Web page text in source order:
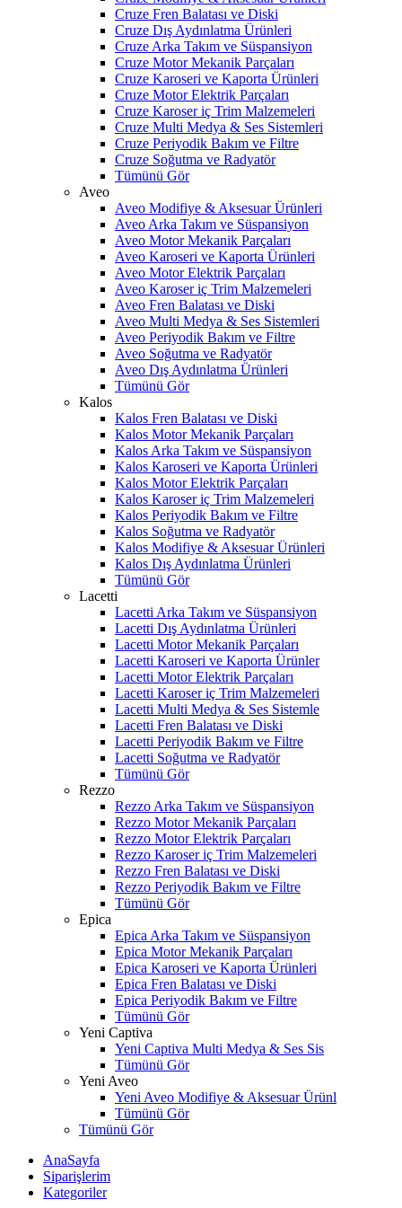
Cruze Fren Balatası ve Diski
Cruze Dış Aydınlatma Ürünleri
Cruze Arka Takım ve Süspansiyon
Cruze Motor Mekanik Parçaları
Cruze Karoseri ve Kaporta Ürünleri
Cruze Motor Elektrik Parçaları
Cruze Karoser iç Trim Malzemeleri
Cruze Multi Medya & Ses Sistemleri
Cruze Periyodik Bakım ve Filtre
Cruze Soğutma ve Radyatör
Tümünü Gör
Aveo
Aveo Modifiye & Aksesuar Ürünleri
Aveo Arka Takım ve Süspansiyon
Aveo Motor Mekanik Parçaları
Aveo Karoseri ve Kaporta Ürünleri
Aveo Motor Elektrik Parçaları
Aveo Karoser iç Trim Malzemeleri
Aveo Fren Balatası ve Diski
Aveo Multi Medya & Ses Sistemleri
Aveo Periyodik Bakım ve Filtre
Aveo Soğutma ve Radyatör
Aveo Dış Aydınlatma Ürünleri
Tümünü Gör
Kalos
Kalos Fren Balatası ve Diski
Kalos Motor Mekanik Parçaları
Kalos Arka Takım ve Süspansiyon
Kalos Karoseri ve Kaporta Ürünleri
Kalos Motor Elektrik Parçaları
Kalos Karoser iç Trim Malzemeleri
Kalos Periyodik Bakım ve Filtre
Kalos Soğutma ve Radyatör
Kalos Modifiye & Aksesuar Ürünleri
Kalos Dış Aydınlatma Ürünleri
Tümünü Gör
Lacetti
Lacetti Arka Takım ve Süspansiyon
Lacetti Dış Aydınlatma Ürünleri
Lacetti Motor Mekanik Parçaları
Lacetti Karoseri ve Kaporta Ürünler
Lacetti Motor Elektrik Parçaları
Lacetti Karoser iç Trim Malzemeleri
Lacetti Multi Medya & Ses Sistemle
Lacetti Fren Balatası ve Diski
Lacetti Periyodik Bakım ve Filtre
Lacetti Soğutma ve Radyatör
Tümünü Gör
Rezzo
Rezzo Arka Takım ve Süspansiyon
Rezzo Motor Mekanik Parçaları
Rezzo Motor Elektrik Parçaları
Rezzo Karoser iç Trim Malzemeleri
Rezzo Fren Balatası ve Diski
Rezzo Periyodik Bakım ve Filtre
Tümünü Gör
Epica
Epica Arka Takım ve Süspansiyon
Epica Motor Mekanik Parçaları
Epica Karoseri ve Kaporta Ürünleri
Epica Fren Balatası ve Diski
Epica Periyodik Bakım ve Filtre
Tümünü Gör
Yeni Captiva
Yeni Captiva Multi Medya & Ses Sis
Tümünü Gör
Yeni Aveo
Yeni Aveo Modifiye & Aksesuar Ürünl
Tümünü Gör
Tümünü Gör
AnaSayfa
Siparişlerim
Kategoriler